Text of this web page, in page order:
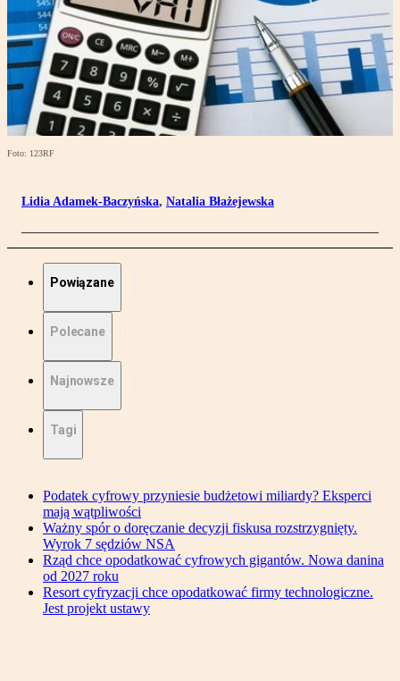
Foto: 123RF
Lidia Adamek-Baczyńska, Natalia Błażejewska
Powiązane
Polecane
Najnowsze
Tagi
Podatek cyfrowy przyniesie budżetowi miliardy? Eksperci
mają wątpliwości
Ważny spór o doręczanie decyzji fiskusa rozstrzygnięty.
Wyrok 7 sędziów NSA
Rząd chce opodatkować cyfrowych gigantów. Nowa danina
od 2027 roku
Resort cyfryzacji chce opodatkować firmy technologiczne.
Jest projekt ustawy